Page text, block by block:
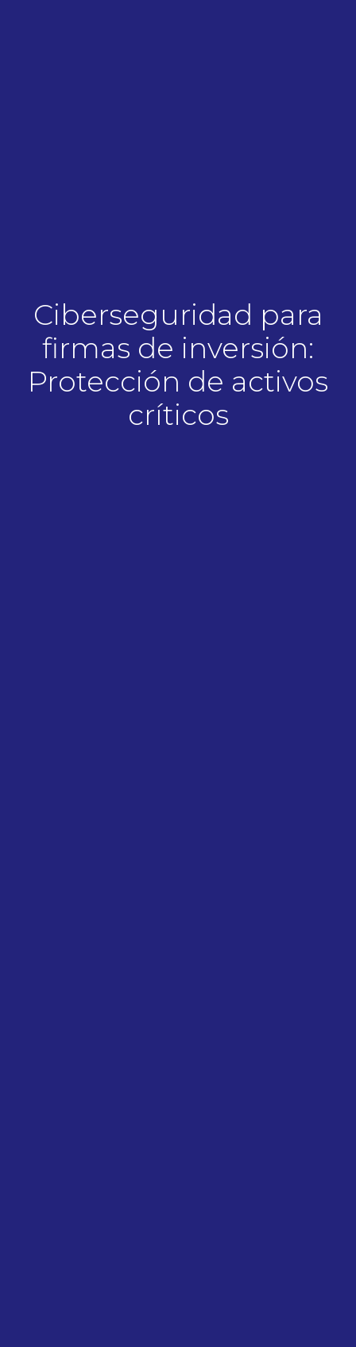
Ciberseguridad para
firmas de inversión:
Protección de activos
críticos